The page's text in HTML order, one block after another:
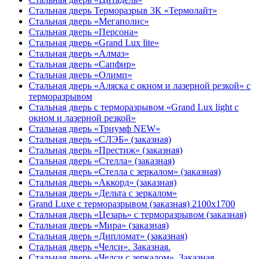
Стальная дверь Терморазрыв 3К «Термолайт»
Стальная дверь «Мегаполис»
Стальная дверь «Персона»
Стальная дверь «Grand Lux lite»
Стальная дверь «Алмаз»
Стальная дверь «Сапфир»
Стальная дверь «Олимп»
Стальная дверь «Аляска с окном и лазерной резкой» с
терморазрывом
Стальная дверь с терморазрывом «Grand Lux light с
окном и лазерной резкой»
Стальная дверь «Триумф NEW»
Стальная дверь «СЛЭБ» (заказная)
Стальная дверь «Престиж» (заказная)
Стальная дверь «Стелла» (заказная)
Стальная дверь «Стелла с зеркалом» (заказная)
Стальная дверь «Аккорд» (заказная)
Стальная дверь «Дельта с зеркалом»
Grand Luxe с терморазрывом (заказная) 2100х1700
Стальная дверь «Цезарь» с терморазрывом (заказная)
Стальная дверь «Мира» (заказная)
Стальная дверь «Дипломат» (заказная)
Стальная дверь «Челси». Заказная.